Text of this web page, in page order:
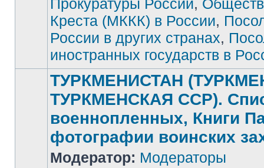
Прокуратуры России,
Креста (МККК) в России,
России в других странах,
иностранных государств в
ТУРКМЕНИСТАН
ТУРКМЕНСКАЯ ССР).
военнопленных, Книги
фотографии воинских
Модератор: Модераторы